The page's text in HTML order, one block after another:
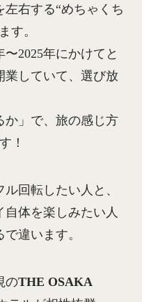
右する“めちゃくち
す。
2025年にかけてと
業していて、選び放
か」で、旅の感じ方
！
回転したい人と、
体を楽しみたい人
違います。
のTHE OSAKA